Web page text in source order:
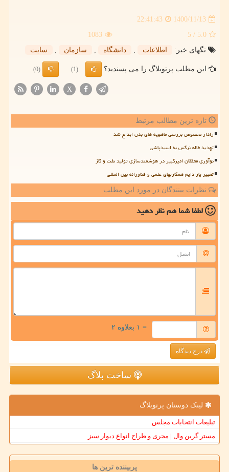
1400/11/13
22:41:43
5.0
/ 5
1083
تگهای خبر:
اطلاعات , دانشگاه , سازمان , سایت
این مطلب پرتوبلاگ را می پسندید؟ (1)
(0)
X
تازه ترین مطالب مرتبط
رادار مخصوص بررسی ماهیچه های بدن ابداع شد
تهدید خاله نرگس به اسیدپاشی
نوآوری محققان امیرکبیر در هوشمندسازی تولید نفت و گاز
تغییر پارادایم همکاریهای علمی و فناورانه بین المللی
نظرات بینندگان در مورد این مطلب
لطفا شما همنظر دهید
= ۱ بعلاوه ۲
درج دیدگاه
ساخت بلاگ
لینک دوستان پرتوبلاگ
تبلیغات انتخابات مجلس
مستر گرین وال | مجری و طراح انواع دیوار سبز
پربیننده ترین ها